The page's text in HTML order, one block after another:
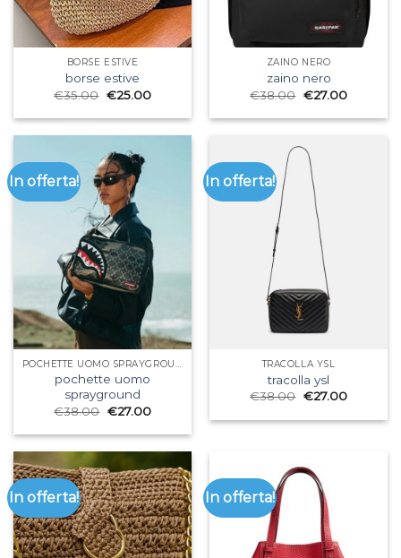
BORSE ESTIVE
borse estive
€35.00 €25.00
ZAINO NERO
zaino nero
€38.00 €27.00
In offerta!
POCHETTE UOMO SPRAYGROUND
pochette uomo
sprayground
€38.00 €27.00
In offerta!
TRACOLLA YSL
tracolla ysl
€38.00 €27.00
In offerta! In offerta!